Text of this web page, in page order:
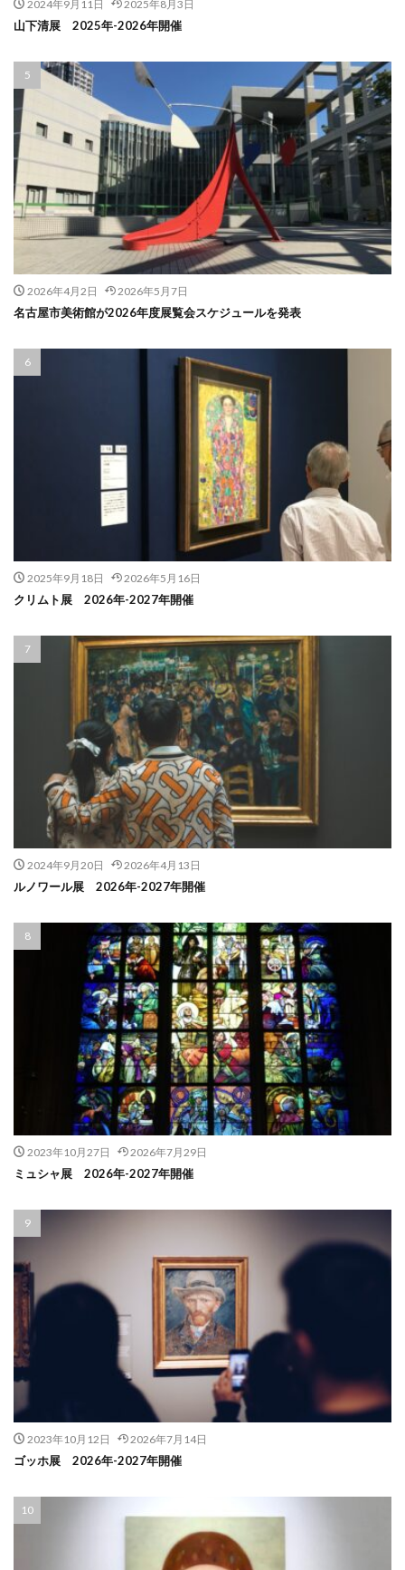
2024年9月11日 2025年8月3日
山下清展 2025年-2026年開催
2026年4月2日 2026年5月7日
名古屋市美術館が2026年度展覧会スケジュールを発表
2025年9月18日 2026年5月16日
クリムト展 2026年-2027年開催
2024年9月20日 2026年4月13日
ルノワール展 2026年-2027年開催
2023年10月27日 2026年7月29日
ミュシャ展 2026年-2027年開催
2023年10月12日 2026年7月14日
ゴッホ展 2026年-2027年開催